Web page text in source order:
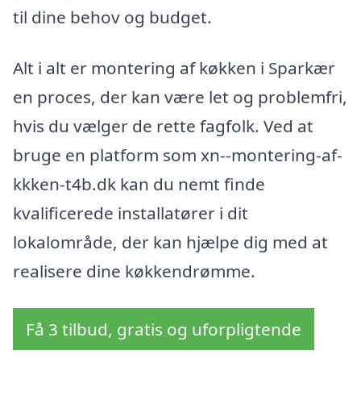
til dine behov og budget.
Alt i alt er montering af køkken i Sparkær
en proces, der kan være let og problemfri,
hvis du vælger de rette fagfolk. Ved at
bruge en platform som xn--montering-af-
kkken-t4b.dk kan du nemt finde
kvalificerede installatører i dit
lokalområde, der kan hjælpe dig med at
realisere dine køkkendrømme.
Få 3 tilbud, gratis og uforpligtende